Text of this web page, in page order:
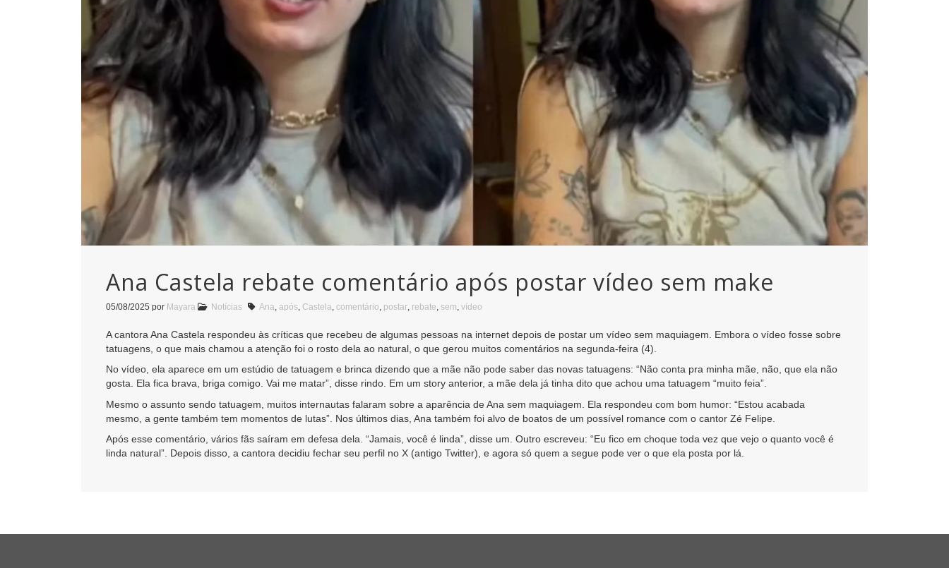
Ana Castela rebate comentário após postar vídeo sem make
05/08/2025 por Mayara Notícias Ana, após, Castela, comentário, postar, rebate, sem, vídeo
A cantora Ana Castela respondeu às críticas que recebeu de algumas pessoas na internet depois de postar um vídeo sem maquiagem. Embora o vídeo fosse sobre
tatuagens, o que mais chamou a atenção foi o rosto dela ao natural, o que gerou muitos comentários na segunda-feira (4).
No vídeo, ela aparece em um estúdio de tatuagem e brinca dizendo que a mãe não pode saber das novas tatuagens: “Não conta pra minha mãe, não, que ela não
gosta. Ela fica brava, briga comigo. Vai me matar”, disse rindo. Em um story anterior, a mãe dela já tinha dito que achou uma tatuagem “muito feia”.
Mesmo o assunto sendo tatuagem, muitos internautas falaram sobre a aparência de Ana sem maquiagem. Ela respondeu com bom humor: “Estou acabada
mesmo, a gente também tem momentos de lutas”. Nos últimos dias, Ana também foi alvo de boatos de um possível romance com o cantor Zé Felipe.
Após esse comentário, vários fãs saíram em defesa dela. “Jamais, você é linda”, disse um. Outro escreveu: “Eu fico em choque toda vez que vejo o quanto você é
linda natural”. Depois disso, a cantora decidiu fechar seu perfil no X (antigo Twitter), e agora só quem a segue pode ver o que ela posta por lá.